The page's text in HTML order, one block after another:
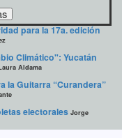
para la 17a. edición
Climático": Yucatán
Aldama
la Guitarra “Curandera”
electorales Jorge